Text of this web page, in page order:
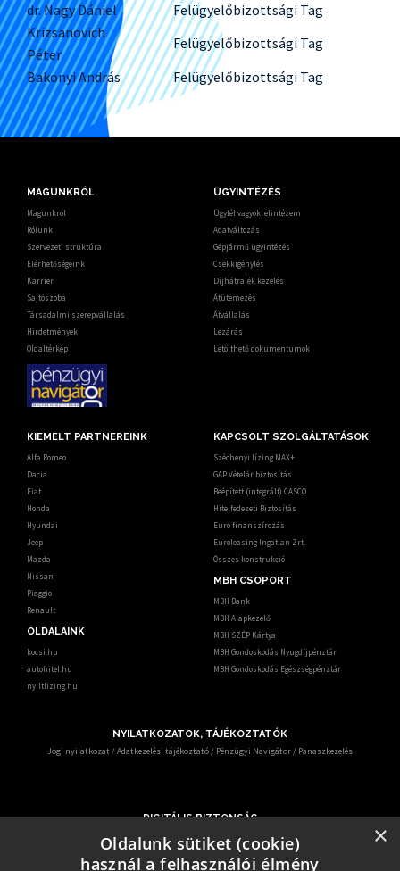
dr. Nagy Dániel
Felügyelőbizottsági Tag
Krizsanovich
Péter
Felügyelőbizottsági Tag
Bakonyi András
Felügyelőbizottsági Tag
MAGUNKRÓL
Magunkról
Rólunk
Szervezeti struktúra
Elérhetőségeink
Karrier
Sajtószoba
Társadalmi szerepvállalás
Hirdetmények
Oldaltérkép
ÜGYINTÉZÉS
Ügyfél vagyok, elintézem
Adatváltozás
Gépjármű ügyintézés
Csekkigénylés
Díjhátralék kezelés
Átütemezés
Átvállalás
Lezárás
Letölthető dokumentumok
KIEMELT PARTNEREINK
Alfa Romeo
Dacia
Fiat
Honda
Hyundai
Jeep
Mazda
Nissan
Piaggio
Renault
OLDALAINK
kocsi.hu
autohitel.hu
nyiltlizing.hu
KAPCSOLT SZOLGÁLTATÁSOK
Széchenyi lízing MAX+
GAP Vételár biztosítás
Beépített (integrált) CASCO
Hitelfedezeti Biztosítás
Euró finanszírozás
Euroleasing Ingatlan Zrt.
Összes konstrukció
MBH CSOPORT
MBH Bank
MBH Alapkezelő
MBH SZÉP Kártya
MBH Gondoskodás Nyugdíjpénztár
MBH Gondoskodás Egészségpénztár
NYILATKOZATOK, TÁJÉKOZTATÓK
Jogi nyilatkozat/Adatkezelési tájékoztató/ Pénzügyi Navigátor/ Panaszkezelés
DIGITÁLIS BIZTONSÁG
Ismerje meg, hogy mit tehet digitális biztonsága érdekében.
Az egyre gyakrabban előforduló online csalások miatt – KiberPajzs néven - oktatási
programot indított több hatóság és szervezet.
×
Oldalunk sütiket (cookie)
használ a felhasználói élmény